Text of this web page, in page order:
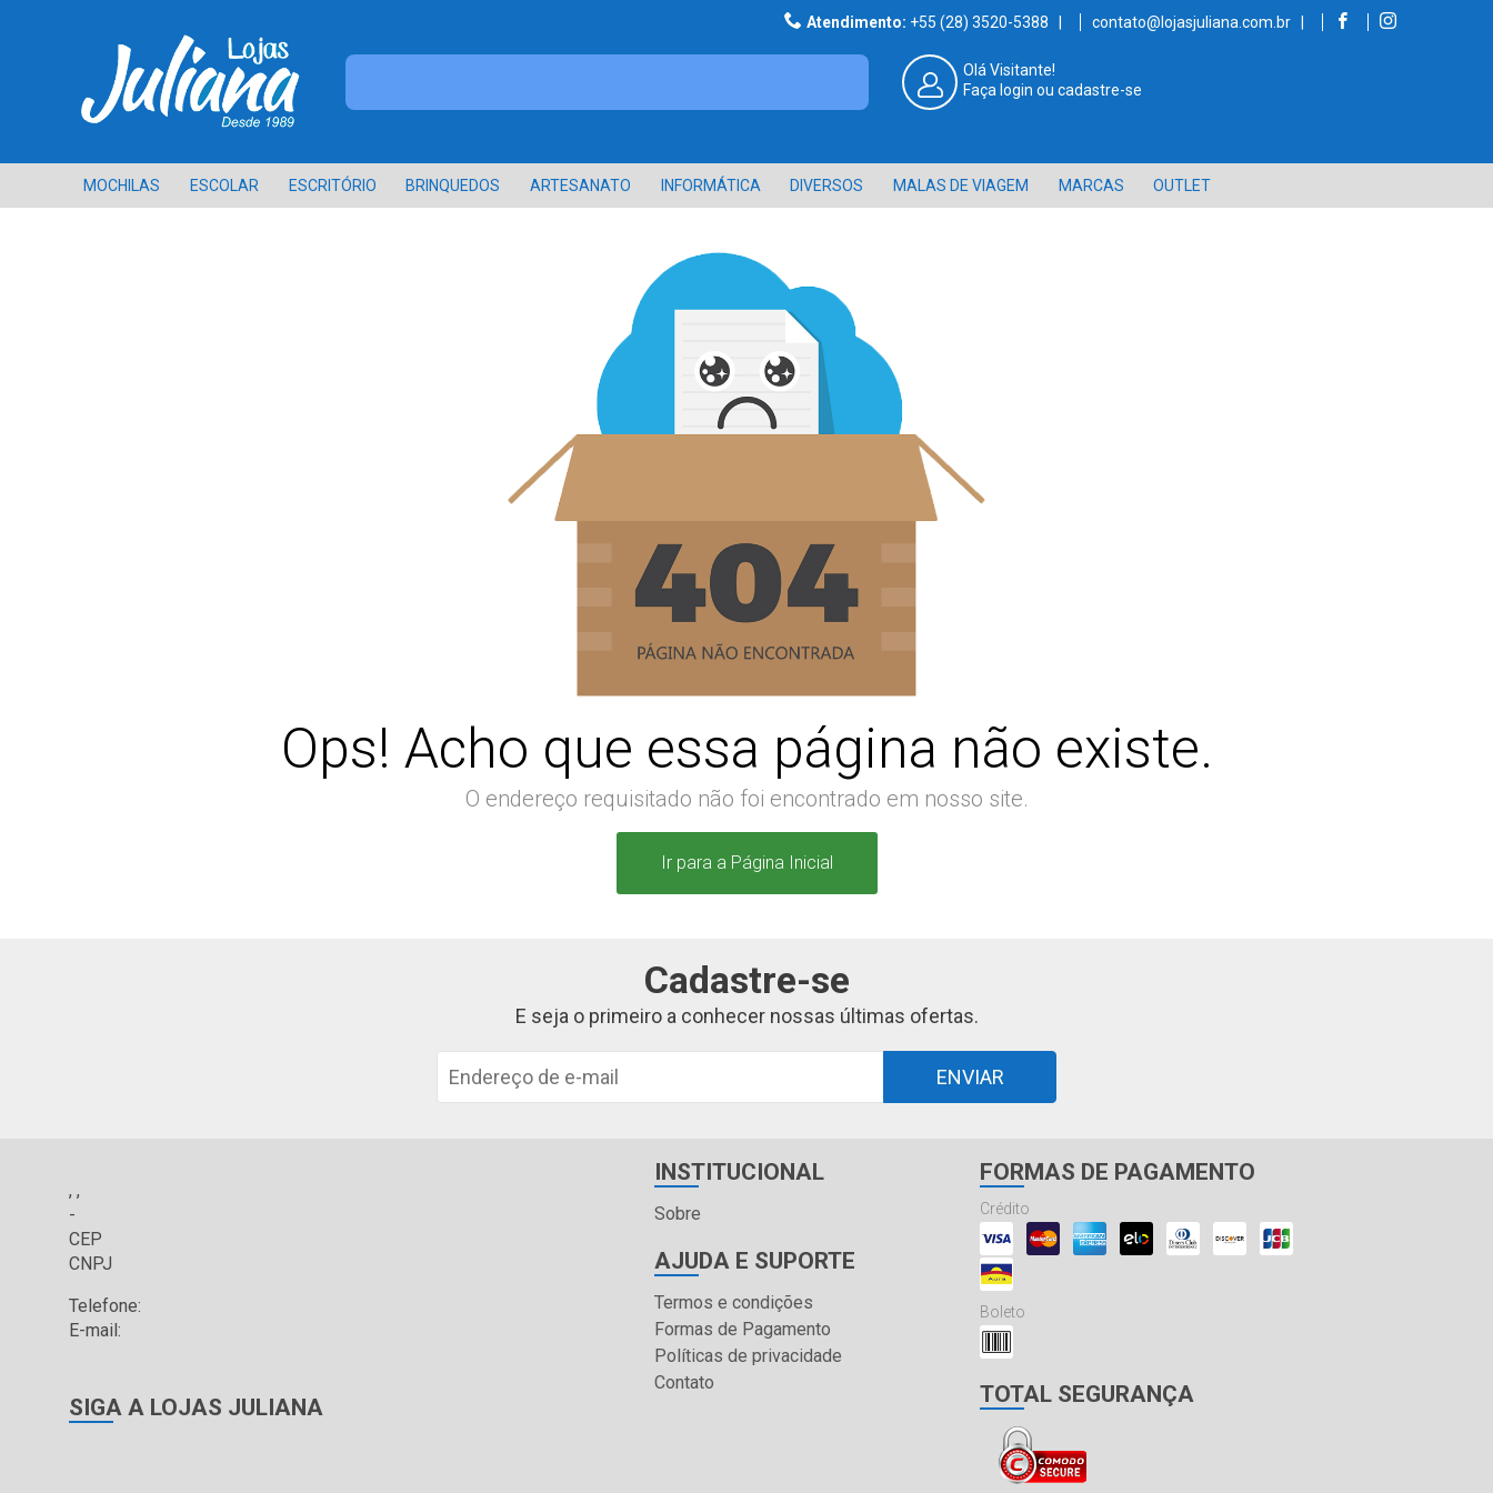
Atendimento: +55 (28) 3520-5388 | contato@lojasjuliana.com.br |
Olá Visitante!
Faça login ou cadastre-se
MOCHILAS ESCOLAR ESCRITÓRIO BRINQUEDOS ARTESANATO INFORMÁTICA DIVERSOS MALAS DE VIAGEM MARCAS OUTLET
Ops! Acho que essa página não existe.
O endereço requisitado não foi encontrado em nosso site.
Ir para a Página Inicial
Cadastre-se
E seja o primeiro a conhecer nossas últimas ofertas.
ENVIAR
, ,
-
CEP
CNPJ
Telefone:
E-mail:
SIGA A LOJAS JULIANA
INSTITUCIONAL
Sobre
AJUDA E SUPORTE
Termos e condições
Formas de Pagamento
Políticas de privacidade
Contato
FORMAS DE PAGAMENTO
Crédito
Boleto
TOTAL SEGURANÇA